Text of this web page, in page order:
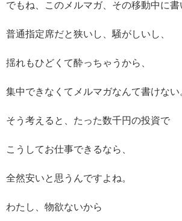
でもね、このメルマガ、その移動中に書
普通指定席だと狭いし、騒がしいし、
揺れもひどくて酔っちゃうから、
集中できなくてメルマガなんて書けない
そう考えると、たった数千円の投資で
こうしてお仕事できるなら、
全然安いと思うんですよね。
わたし、物欲ないから